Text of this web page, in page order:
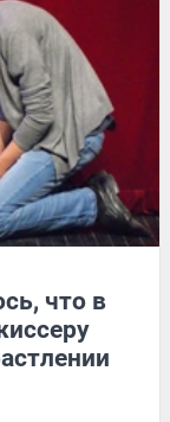
что в